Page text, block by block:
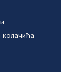
колачића